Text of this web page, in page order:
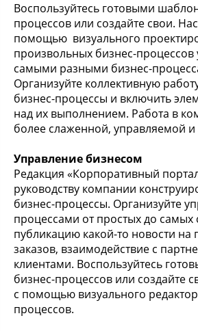
Воспользуйтесь готовыми
процессов или создайте свои.
помощью визуального
произвольных бизнес-процессов
самыми разными бизнес-
Организуйте коллективную
бизнес-процессы и включить
над их выполнением. Работа в
более слаженной, управляемой
Управление бизнесом
Редакция «Корпоративный
руководству компании
бизнес-процессы. Организуйте
процессами от простых до самых
публикацию какой-то новости на
заказов, взаимодействие с
клиентами. Воспользуйтесь
бизнес-процессов или создайте
с помощью визуального
процессов.